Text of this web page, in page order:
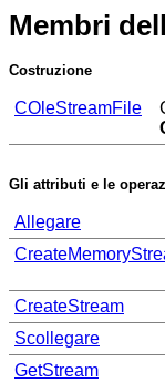
Membri
Costruzione
COleStreamFile
Gli attributi e le
Allegare
CreateStream
Scollegare
GetStream